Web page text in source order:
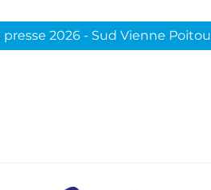
presse 2026 - Sud Vienne Poitou